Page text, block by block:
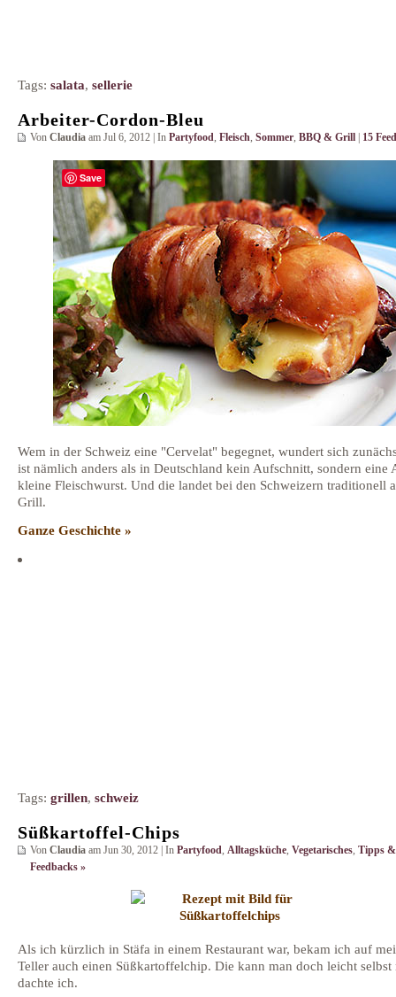
Tags: salata, sellerie
Arbeiter-Cordon-Bleu
Von Claudia am Jul 6, 2012 | In Partyfood Fleisch Sommer BBQ & Grill | 15
Wem in der Schweiz eine "Cervelat" begegnet, wundert sich
ist nämlich anders als in Deutschland kein Aufschnitt, sondern eine
kleine Fleischwurst. Und die landet bei den Schweizern traditionell
Grill.
Ganze Geschichte »
Tags: grillen, schweiz
Süßkartoffel-Chips
Von Claudia am Jun 30, 2012 | In Partyfood Alltagsküche Vegetarisches Tipps
Feedbacks »
Als ich kürzlich in Stäfa in einem Restaurant war, bekam ich auf
Teller auch einen Süßkartoffelchip. Die kann man doch leicht selbst
dachte ich.
Save